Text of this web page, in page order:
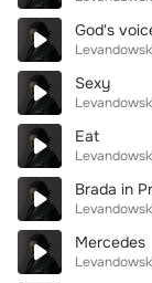
God's
Sexy
Eat
Brada in
Mercedes